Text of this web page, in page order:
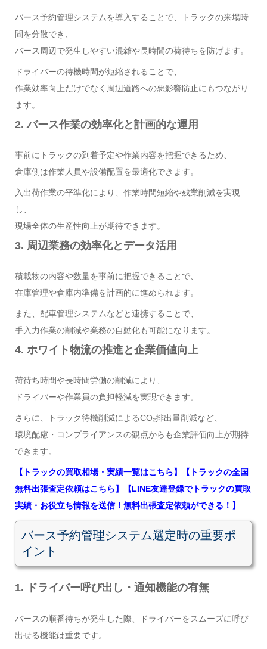
バース予約管理システムを導入することで、トラックの来場時
間を分散でき、
バース周辺で発生しやすい混雑や長時間の荷待ちを防げます。
ドライバーの待機時間が短縮されることで、
作業効率向上だけでなく周辺道路への悪影響防止にもつながり
ます。
2. バース作業の効率化と計画的な運用
事前にトラックの到着予定や作業内容を把握できるため、
倉庫側は作業人員や設備配置を最適化できます。
入出荷作業の平準化により、作業時間短縮や残業削減を実現
し、
現場全体の生産性向上が期待できます。
3. 周辺業務の効率化とデータ活用
積載物の内容や数量を事前に把握できることで、
在庫管理や倉庫内準備を計画的に進められます。
また、配車管理システムなどと連携することで、
手入力作業の削減や業務の自動化も可能になります。
4. ホワイト物流の推進と企業価値向上
荷待ち時間や長時間労働の削減により、
ドライバーや作業員の負担軽減を実現できます。
さらに、トラック待機削減によるCO₂排出量削減など、
環境配慮・コンプライアンスの観点からも企業評価向上が期待
できます。
【トラックの買取相場・実績一覧はこちら】
【トラックの全国
無料出張査定依頼はこちら】
【LINE友達登録でトラックの買取
実績・お役立ち情報を送信！無料出張査定依頼ができる！】
バース予約管理システム選定時の重要ポ
イント
1. ドライバー呼び出し・通知機能の有無
バースの順番待ちが発生した際、ドライバーをスムーズに呼び
出せる機能は重要です。